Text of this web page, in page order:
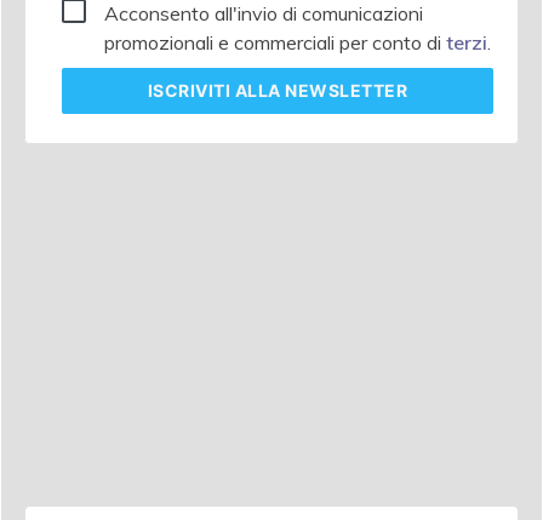
Acconsento all'invio di comunicazioni
promozionali e commerciali per conto di terzi.
ISCRIVITI ALLA NEWSLETTER